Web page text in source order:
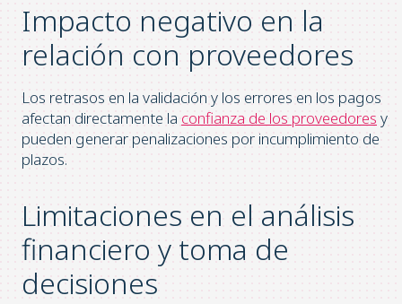
Impacto negativo en la
relación con proveedores
Los retrasos en la validación y los errores en los pagos
afectan directamente la confianza de los proveedores y
pueden generar penalizaciones por incumplimiento de
plazos.
Limitaciones en el análisis
financiero y toma de
decisiones